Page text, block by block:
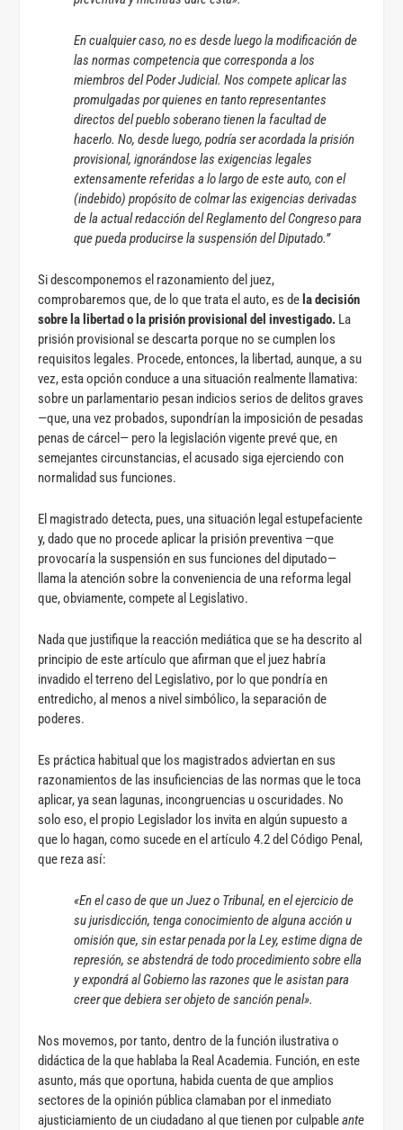
En cualquier caso, no es desde luego la modificación de
las normas competencia que corresponda a los
miembros del Poder Judicial. Nos compete aplicar las
promulgadas por quienes en tanto representantes
directos del pueblo soberano tienen la facultad de
hacerlo. No, desde luego, podría ser acordada la prisión
provisional, ignorándose las exigencias legales
extensamente referidas a lo largo de este auto, con el
(indebido) propósito de colmar las exigencias derivadas
de la actual redacción del Reglamento del Congreso para
que pueda producirse la suspensión del Diputado.”
Si descomponemos el razonamiento del juez,
comprobaremos que, de lo que trata el auto, es de la decisión
sobre la libertad o la prisión provisional del investigado. La
prisión provisional se descarta porque no se cumplen los
requisitos legales. Procede, entonces, la libertad, aunque, a su
vez, esta opción conduce a una situación realmente llamativa:
sobre un parlamentario pesan indicios serios de delitos graves
—que, una vez probados, supondrían la imposición de pesadas
penas de cárcel— pero la legislación vigente prevé que, en
semejantes circunstancias, el acusado siga ejerciendo con
normalidad sus funciones.
El magistrado detecta, pues, una situación legal estupefaciente
y, dado que no procede aplicar la prisión preventiva —que
provocaría la suspensión en sus funciones del diputado—
llama la atención sobre la conveniencia de una reforma legal
que, obviamente, compete al Legislativo.
Nada que justifique la reacción mediática que se ha descrito al
principio de este artículo que afirman que el juez habría
invadido el terreno del Legislativo, por lo que pondría en
entredicho, al menos a nivel simbólico, la separación de
poderes.
Es práctica habitual que los magistrados adviertan en sus
razonamientos de las insuficiencias de las normas que le toca
aplicar, ya sean lagunas, incongruencias u oscuridades. No
solo eso, el propio Legislador los invita en algún supuesto a
que lo hagan, como sucede en el artículo 4.2 del Código Penal,
que reza así:
«En el caso de que un Juez o Tribunal, en el ejercicio de
su jurisdicción, tenga conocimiento de alguna acción u
omisión que, sin estar penada por la Ley, estime digna de
represión, se abstendrá de todo procedimiento sobre ella
y expondrá al Gobierno las razones que le asistan para
creer que debiera ser objeto de sanción penal».
Nos movemos, por tanto, dentro de la función ilustrativa o
didáctica de la que hablaba la Real Academia. Función, en este
asunto, más que oportuna, habida cuenta de que amplios
sectores de la opinión pública clamaban por el inmediato
ajusticiamiento de un ciudadano al que tienen por culpableante